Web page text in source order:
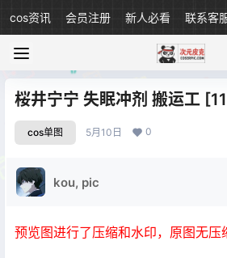
cos资讯 会员注册 新人必看 联系客
桜井宁宁 失眠冲剂 搬运工
cos单图 5月10日 0
kou, pic
预览图进行了压缩和水印，原图无压